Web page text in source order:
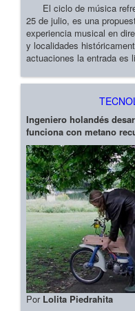
El ciclo de música
25 de julio, es una
experiencia musical en
y localidades
actuaciones la entrada es
Ingeniero holandés
funciona con metano
Por Lolita Piedrahita